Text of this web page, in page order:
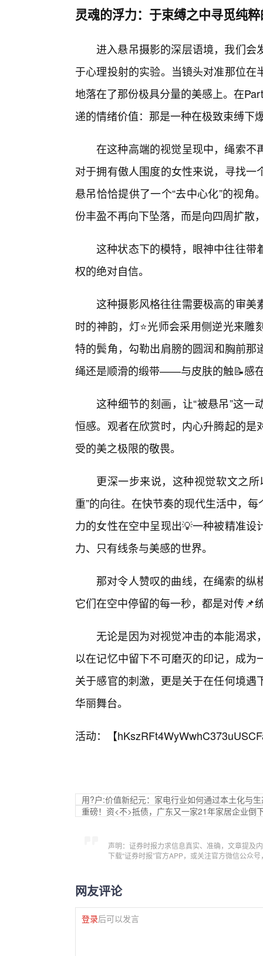
灵魂的浮力：于束缚之中寻觅纯
进入悬吊摄影的深层语境，我们会
于心理投射的实验。当镜头对准那位
地落在了那份极具分量的美感上。在
递的情绪价值：那是一种在极致束缚下
在这种高端的视觉呈现中，绳索不
对于拥有傲人围度的女性来说，寻找
悬吊恰恰提供了一个“去中心化”的视
份丰盈不再向下坠落，而是向四周扩散
这种状态下的模特，眼神中往往带
权的绝对自信。
这种摄影风格往往需要极高的审美
时的神韵，灯⭐光师会采用侧逆光来
特的鬓角，勾勒出肩膀的圆润和胸前
绳还是顺滑的缎带——与皮肤的触📝感
这种细节的刻画，让“被悬吊”这
恒感。观者在欣赏时，内心升腾起的
受的美之极限的敬畏。
更深一步来说，这种视觉软文之
重”的向往。在快节奏的现代生活中，
力的女性在空中呈现出💡一种被精准
力、只有线条与美感的世界。
那对令人赞叹的曲线，在绳索的
它们在空中停留的每一秒，都是对传📌
无论是因为对视觉冲击的本能渴
以在记忆中留下不可磨灭的印记，成
关于感官的刺激，更是关于在任何境
华丽舞台。
活动：【
用?户:价值新纪元：家电行业如何通过本土化与
重磅！资<不>抵债，广东又一家21年家居企业倒
声明：证券时报力求信息真实、准确，文章提及
下载“证券时报”官方APP，或关注官方微信公众
网友评论
登录后可以发言